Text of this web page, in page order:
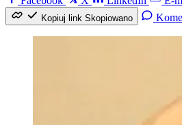
Kopiuj link Skopiowano